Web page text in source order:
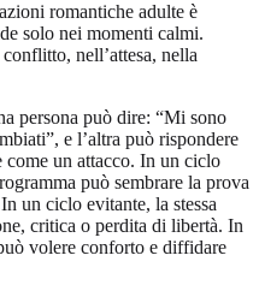
romantiche adulte è
solo nei momenti calmi.
nell’attesa, nella
persona può dire: “Mi sono
e l’altra può rispondere
come un attacco. In un ciclo
può sembrare la prova
un ciclo evitante, la stessa
critica o perdita di libertà. In
volere conforto e diffidare